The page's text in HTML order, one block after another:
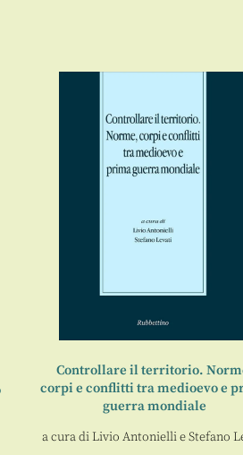
Controllare il territorio.
corpi e conflitti tra medioevo e
guerra mondiale
a cura diLivio AntoniellieStefano